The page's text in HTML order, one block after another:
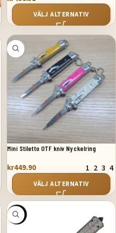
VÄLJ ALTERNATIV
Mini Stiletto OTF kniv Nyckelring
kr449.90 1 2 3 4
VÄLJ ALTERNATIV
SALE